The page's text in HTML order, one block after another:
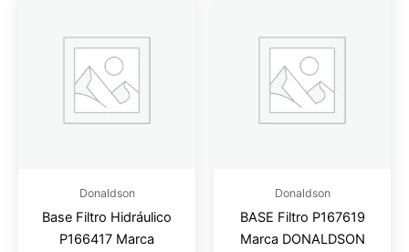
Donaldson
Base Filtro Hidráulico
P166417 Marca
Donaldson
BASE Filtro P167619
Marca DONALDSON